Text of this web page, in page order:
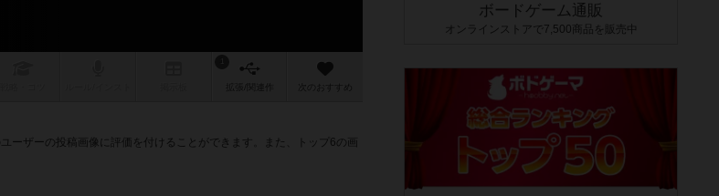
作 次のおすすめ
ーザーの投稿画像に評価を付けることができます。また、トップ6の画
ボードゲーム通販
オンラインストアで7,500商品を販売中